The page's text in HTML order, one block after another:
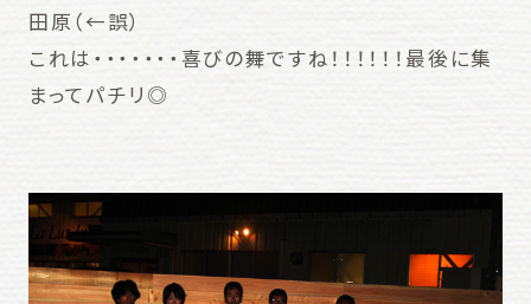
田原（←誤）
これは・・・・・・・喜びの舞ですね！！！！！！最後に集
まってパチリ◎